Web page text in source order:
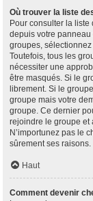
Où trouver la liste
Pour consulter la
depuis votre panneau
groupes,
Toutefois, tous les
nécessiter une
être masqués. Si le
librement. Si le
groupe mais votre
groupe. Ce dernier
rejoindre le groupe et
N’importunez pas le
sûrement ses raisons.
Haut
Comment devenir